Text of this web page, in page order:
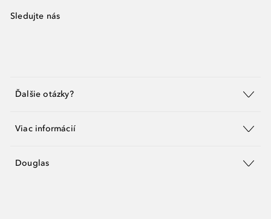
Sledujte nás
Ďalšie otázky?
Viac informácií
Douglas